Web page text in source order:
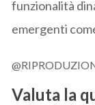
funzionalità
emergenti
Valuta la